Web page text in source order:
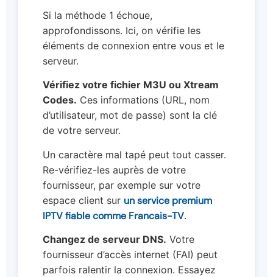
Si la méthode 1 échoue,
approfondissons. Ici, on vérifie les
éléments de connexion entre vous et le
serveur.
Vérifiez votre fichier M3U ou Xtream
Codes. Ces informations (URL, nom
d’utilisateur, mot de passe) sont la clé
de votre serveur.
Un caractère mal tapé peut tout casser.
Re-vérifiez-les auprès de votre
fournisseur, par exemple sur votre
espace client sur un service premium
IPTV fiable comme Francais-TV.
Changez de serveur DNS. Votre
fournisseur d’accès internet (FAI) peut
parfois ralentir la connexion. Essayez